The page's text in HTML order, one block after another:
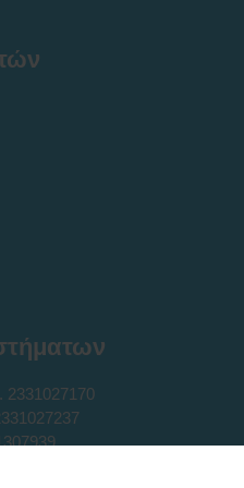
2331027170